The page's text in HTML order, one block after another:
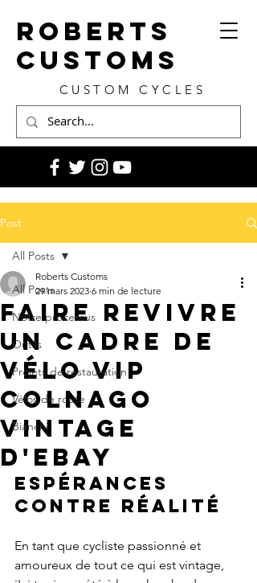
ROBERTS
CUSTOMS
CUSTOM CYCLES
Post
All Posts
Notre processus
Outils
Projets de restauration
Vélos de route
Bianchi
All Posts
Faire revivre
un cadre de
vélo VIP
Colnago
Vintage
d'eBay
Roberts Customs
29 mars 2023 6 min de lecture
Espérances
CONTRE Réalité
En tant que cycliste passionné et
amoureux de tout ce qui est vintage,